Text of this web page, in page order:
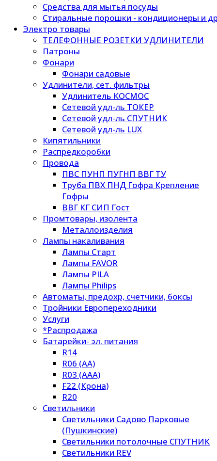
Средства для мытья посуды
Стиральные порошки - кондиционеры и
Электро товары
ТЕЛЕФОННЫЕ РОЗЕТКИ УДЛИНИТЕЛИ
Патроны
Фонари
Фонари садовые
Удлинители, сет. фильтры
Удлинитель КОСМОС
Сетевой удл-ль ТОКЕР
Сетевой удл-ль СПУТНИК
Сетевой удл-ль LUX
Кипятильники
Распредкоробки
Провода
ПВС ПУНП ПУГНП ВВГ ТУ
Труба ПВХ ПНД Гофра Крепление
Гофры
ВВГ КГ СИП Гост
Промтовары, изолента
Металлоизделия
Лампы накаливания
Лампы Старт
Лампы FAVOR
Лампы PILA
Лампы Philips
Автоматы, предохр, счетчики, боксы
Тройники Европереходники
Услуги
*Распродажа
Батарейки- эл. питания
R14
R06 (AA)
R03 (AAA)
F22 (Крона)
R20
Светильники
Светильники Садово Парковые
(Пушкинские)
Светильники потолочные СПУТНИК
Светильники REV